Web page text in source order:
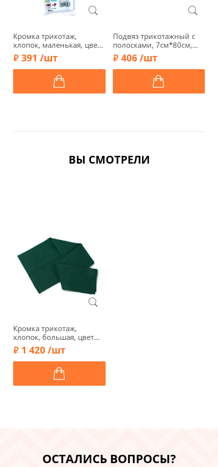
Кромка трикотаж,
хлопок, маленькая, цвет
светло-синий, 125-014
391 /шт
Подвяз трикотажный с
полосками, 7см*80см,
арт. ГД15080-3, черный/
белый
406 /шт
ВЫ СМОТРЕЛИ
Кромка трикотаж,
хлопок, большая, цвет
темно-зеленый, 128-020
1 420 /шт
ОСТАЛИСЬ ВОПРОСЫ?